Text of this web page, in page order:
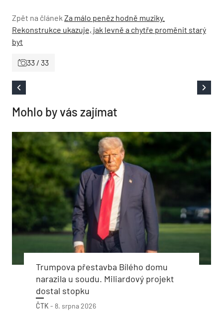
Zpět na článek Za málo peněz hodně muziky.
Rekonstrukce ukazuje, jak levně a chytře proměnit starý
byt
33 / 33
Mohlo by vás zajímat
Trumpova přestavba Bílého domu
narazila u soudu. Miliardový projekt
dostal stopku
ČTK - 8. srpna 2026